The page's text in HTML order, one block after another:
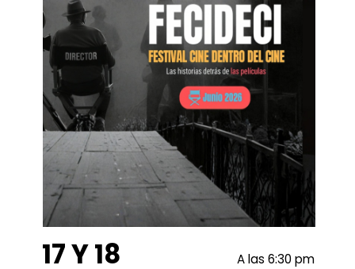
17 Y 18 A las 6:30 pm